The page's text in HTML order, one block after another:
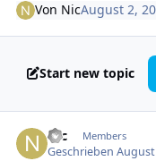
Von NicAugust 2,
Start new topic
Nic Members
GeschriebenAugust